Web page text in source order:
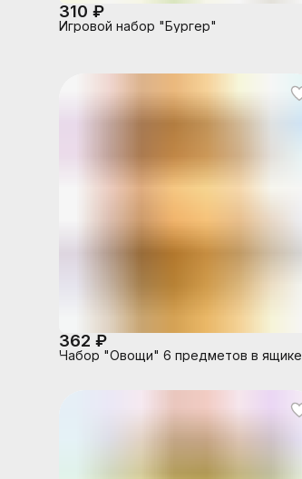
310 ₽
Игровой набор "Бургер"
362 ₽
Набор "Овощи" 6 предметов в ящике